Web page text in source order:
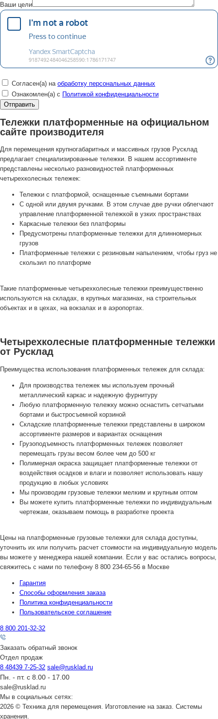
Ваши цели
Согласен(а) на обработку персональных данных
Ознакомлен(а) с Политикой конфиденциальности
Тележки платформенные на официальном
сайте производителя
Для перемещения крупногабаритных и массивных грузов Русклад
предлагает специализированные тележки. В нашем ассортименте
представлены несколько разновидностей платформенных
четырехколесных тележек:
Тележки с платформой, оснащенные съемными бортами
С одной или двумя ручками. В этом случае две ручки облегчают
управление платформенной тележкой в узких пространствах
Каркасные тележки без платформы
Предусмотрены платформенные тележки для длинномерных
грузов
Платформенные тележки с резиновым напылением, чтобы груз не
скользил по платформе
Такие платформенные четырехколесные тележки преимущественно
используются на складах, в крупных магазинах, на строительных
объектах и в цехах, на вокзалах и в аэропортах.
Четырехколесные платформенные тележки
от Русклад
Преимущества использования платформенных тележек для склада:
Для производства тележек мы используем прочный
металлический каркас и надежную фурнитуру
Любую платформенную тележку можно оснастить сетчатыми
бортами и быстросъемной корзиной
Складские платформенные тележки представлены в широком
ассортименте размеров и вариантах оснащения
Грузоподъемность платформенных тележек позволяет
перемещать грузы весом более чем до 500 кг
Полимерная окраска защищает платформенные тележки от
воздействия осадков и влаги и позволяет использовать нашу
продукцию в любых условиях
Мы производим грузовые тележки мелким и крупным оптом
Вы можете купить платформенные тележки по индивидуальным
чертежам, оказываем помощь в разработке проекта
Цены на платформенные грузовые тележки для склада доступны,
уточнить их или получить расчет стоимости на индивидуальную модель
вы можете у менеджера нашей компании. Если у вас остались вопросы,
свяжитесь с нами по телефону 8 800 234-65-56 в Москве
Гарантия
Способы оформления заказа
Политика конфиденциальности
Пользовательское соглашение
8 800 201-32-32
Заказать обратный звонок
Отдел продаж
8 48439 7-25-32 sale@rusklad.ru
Пн. - пт. с 8.00 - 17.00
sale@rusklad.ru
Мы в социальных сетях:
2026 © Техника для перемещения. Изготовление на заказ. Системы
хранения.